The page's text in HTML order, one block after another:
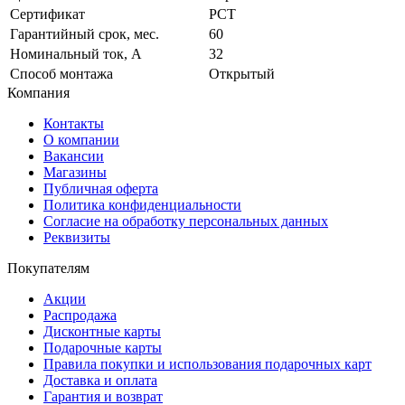
Сертификат
РСТ
Гарантийный срок, мес.
60
Номинальный ток, А
32
Способ монтажа
Открытый
Компания
Контакты
О компании
Вакансии
Магазины
Публичная оферта
Политика конфиденциальности
Согласие на обработку персональных данных
Реквизиты
Покупателям
Акции
Распродажа
Дисконтные карты
Подарочные карты
Правила покупки и использования подарочных карт
Доставка и оплата
Гарантия и возврат